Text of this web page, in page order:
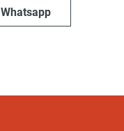
Whatsapp